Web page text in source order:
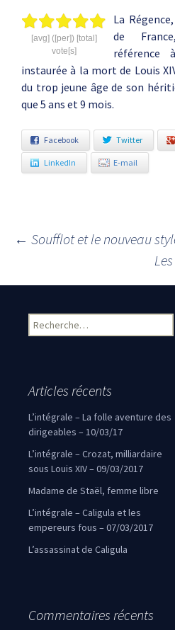
[avg] ([per]) [total]
vote[s]
La
de
référence
instaurée à la mort de Louis
du trop jeune âge de son
que 5 ans et 9 mois.
Facebook Twitter
LinkedIn E-mail
Navigation
← Soufflot et le nouveau
Rechercher :
Articles récents
L’intégrale – La folle aventure des
dirigeables – 10/03/17
L’intégrale – Crozat, milliardaire
sous Louis XIV – 09/03/2017
Madame de Staël, femme libre
L’intégrale – Caligula et les
empereurs fous – 07/03/2017
L’assassinat de Caligula
Commentaires récents